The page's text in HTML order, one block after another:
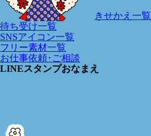
きせかえ一覧
待ち受け一覧
SNSアイコン一覧
フリー素材一覧
お仕事依頼･ご相談
LINEスタンプおなまえ